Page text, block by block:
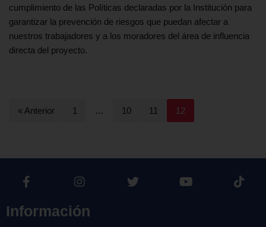
cumplimiento de las Políticas declaradas por la Institución para
garantizar la prevención de riesgos que puedan afectar a
nuestros trabajadores y a los moradores del área de influencia
directa del proyecto.
« Anterior 1 … 10 11 12
Información